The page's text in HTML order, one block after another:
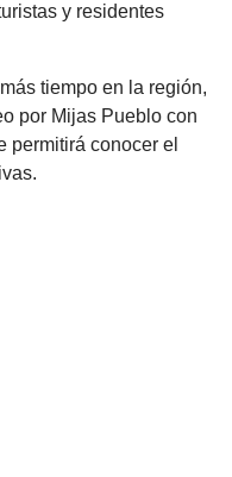
y residentes
tiempo en la región,
por Mijas Pueblo con
conocer el